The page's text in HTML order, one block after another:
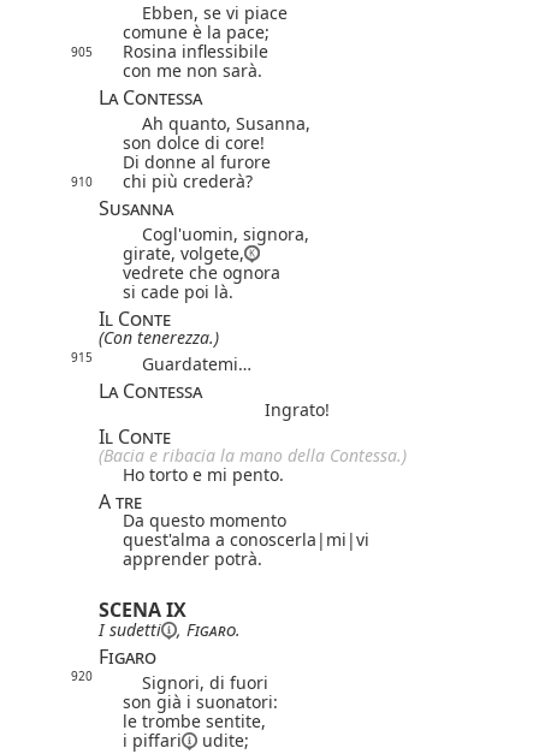
Ebben, se vi piace
comune è la pace;
905
Rosina inflessibile
con me non sarà.
La Contessa
Ah quanto, Susanna,
son dolce di core!
Di donne al furore
910 chi più crederà?
Susanna
Cogl'uomin, signora,
girate, volgete,
vedrete che ognora
si cade poi là.
Il Conte
(Con tenerezza.)
915 Guardatemi…
La Contessa
Ingrato!
Il Conte
(Bacia e ribacia la mano della Contessa.)
Ho torto e mi pento.
A tre
Da questo momento
quest'alma a conoscerla| mi|vi
apprender potrà.
SCENA IX
Isudetti , Figaro.
Figaro
920
Signori, di fuori
son già i suonatori:
le trombe sentite,
i piffari
udite;